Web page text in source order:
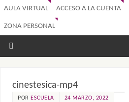
AULA VIRTUAL ACCESO A LA CUENTA
ZONA PERSONAL
cinestesica-mp4
POR ESCUELA 24 MARZO, 2022